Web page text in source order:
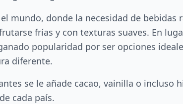
mundo, donde la necesidad de bebidas
frías y con texturas suaves. En
popularidad por ser opciones
diferente.
se le añade cacao, vainilla o incluso
cada país.